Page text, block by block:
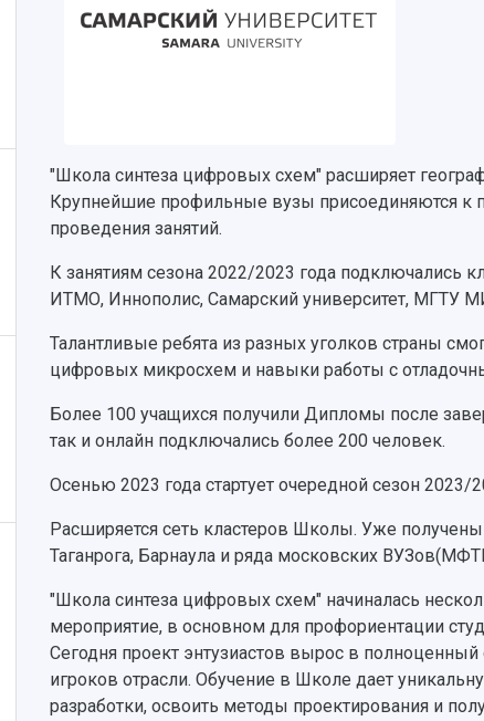
"Школа синтеза цифровых схем" расширяет
Крупнейшие профильные вузы присоединяются к
проведения занятий.
К занятиям сезона 2022/2023 года
ИТМО, Иннополис, Самарский университет, МГТУ
Талантливые ребята из разных уголков страны
цифровых микросхем и навыки работы с
Более 100 учащихся получили Дипломы после
так и онлайн подключались более 200 человек.
Осенью 2023 года стартует очередной сезон 2023/
Расширяется сеть кластеров Школы. Уже
Таганрога, Барнаула и ряда московских
"Школа синтеза цифровых схем" начиналась
мероприятие, в основном для профориентации
Сегодня проект энтузиастов вырос в
игроков отрасли. Обучение в Школе дает
разработки, освоить методы проектирования и